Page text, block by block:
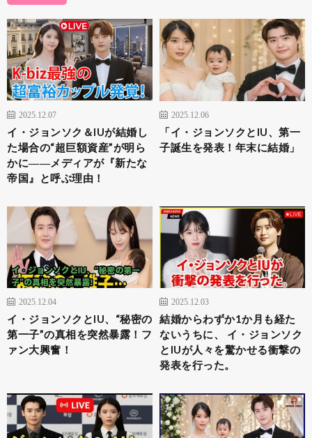
2025.12.07
イ・ジョンソク＆IUが結婚し
た場合の“超巨額資産”が明ら
かに――メディアが『新たな
帝国』と呼ぶ理由！
2025.12.06
「イ・ジョンソクとIU、第一
子誕生を発表！年末に結婚」
2025.12.04
イ・ジョンソクとIU、“秘密の
第一子”の真相を突然暴露！フ
ァン大興奮！
2025.12.03
結婚からわずか1か月も経た
ないうちに、 イ・ジョンソク
とIUが人々を驚かせる衝撃の
発表を行った。